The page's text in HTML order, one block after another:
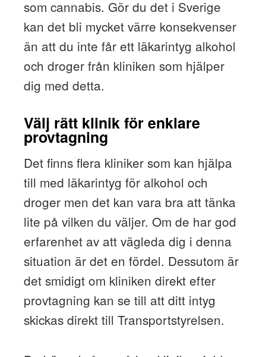
som cannabis. Gör du det i Sverige
kan det bli mycket värre konsekvenser
än att du inte får ett läkarintyg alkohol
och droger från kliniken som hjälper
dig med detta.
Välj rätt klinik för enklare
provtagning
Det finns flera kliniker som kan hjälpa
till med läkarintyg för alkohol och
droger men det kan vara bra att tänka
lite på vilken du väljer. Om de har god
erfarenhet av att vägleda dig i denna
situation är det en fördel. Dessutom är
det smidigt om kliniken direkt efter
provtagning kan se till att ditt intyg
skickas direkt till Transportstyrelsen.